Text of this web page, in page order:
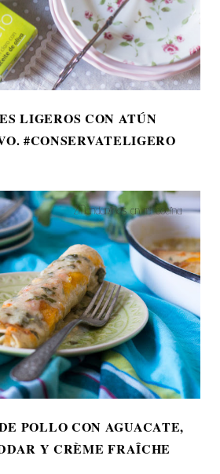
LIGEROS CON ATÚN
#CONSERVATELIGERO
POLLO CON AGUACATE,
Y CRÈME FRAÎCHE